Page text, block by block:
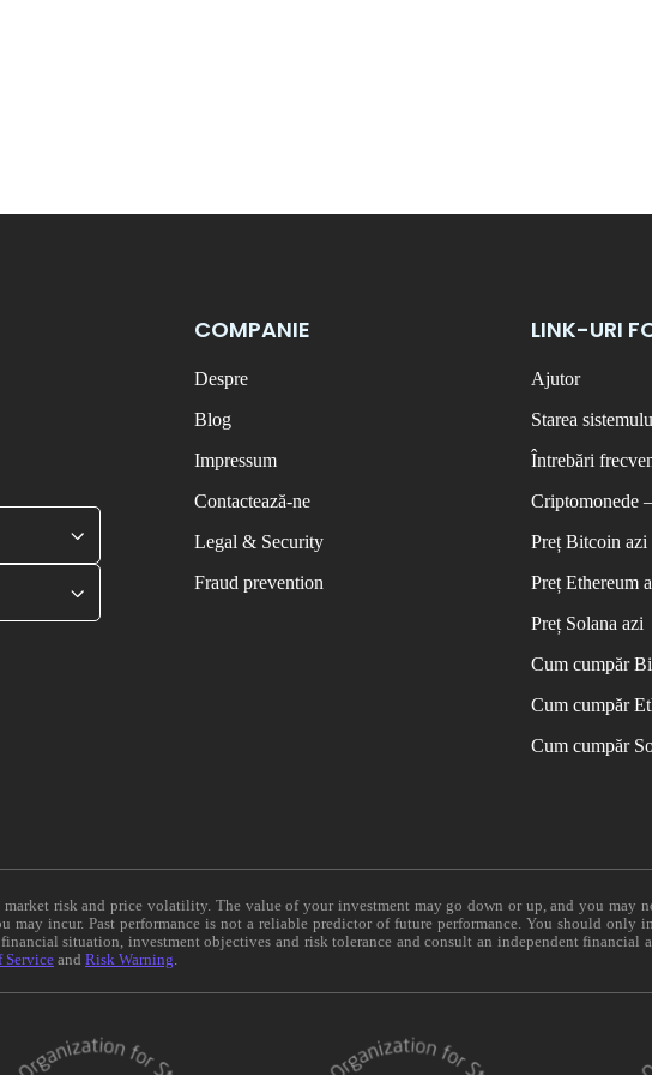
COMPANIE
Despre
Blog
Impressum
Contactează-ne
Legal & Security
Fraud prevention
LINK-URI
Ajutor
Starea
Întrebări
Criptomonede
Preț Bitcoin azi
Preț Ethereum
Preț Solana azi
Cum cumpăr
Cum cumpăr
Cum cumpăr
risk and price volatility. The value of your investment may go down or up, and you may
may incur. Past performance is not a reliable predictor of future performance. You should
situation, investment objectives and risk tolerance and consult an independent
Serviceand Risk Warning